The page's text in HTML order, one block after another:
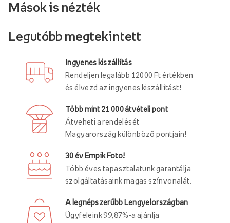
Mások is nézték
Legutóbb megtekintett
Ingyenes kiszállítás
Rendeljen legalább 12000 Ft értékben
és élvezd az ingyenes kiszállítást!
Több mint 21 000 átvételi pont
Átveheti a rendelését
Magyarország különböző pontjain!
30 év Empik Foto!
Több éves tapasztalatunk garantálja
szolgáltatásaink magas színvonalát.
A legnépszerűbb Lengyelországban
Ügyfeleink 99,87%-a ajánlja